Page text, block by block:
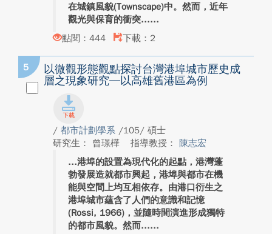
在城鎮風貌(Townscape)中。然而，近年
觀光與保育的衝突...
點閱：444
下載：2
5
以微觀形態觀點探討台灣港埠城市歷史成
層之現象研究─以高雄舊港區為例
/ 都市計劃學系 /105/ 碩士
研究生： 曾璟樺
指導教授： 陳志宏
港埠的設置為現代化的起點，港灣蓬
勃發展造就都市興起，港埠與都市在機
能與空間上均互相依存。由港口衍生之
港埠城市蘊含了人們的意識和記憶
(Rossi, 1966)，並隨時間演進形成獨特
的都市風貌。然而...